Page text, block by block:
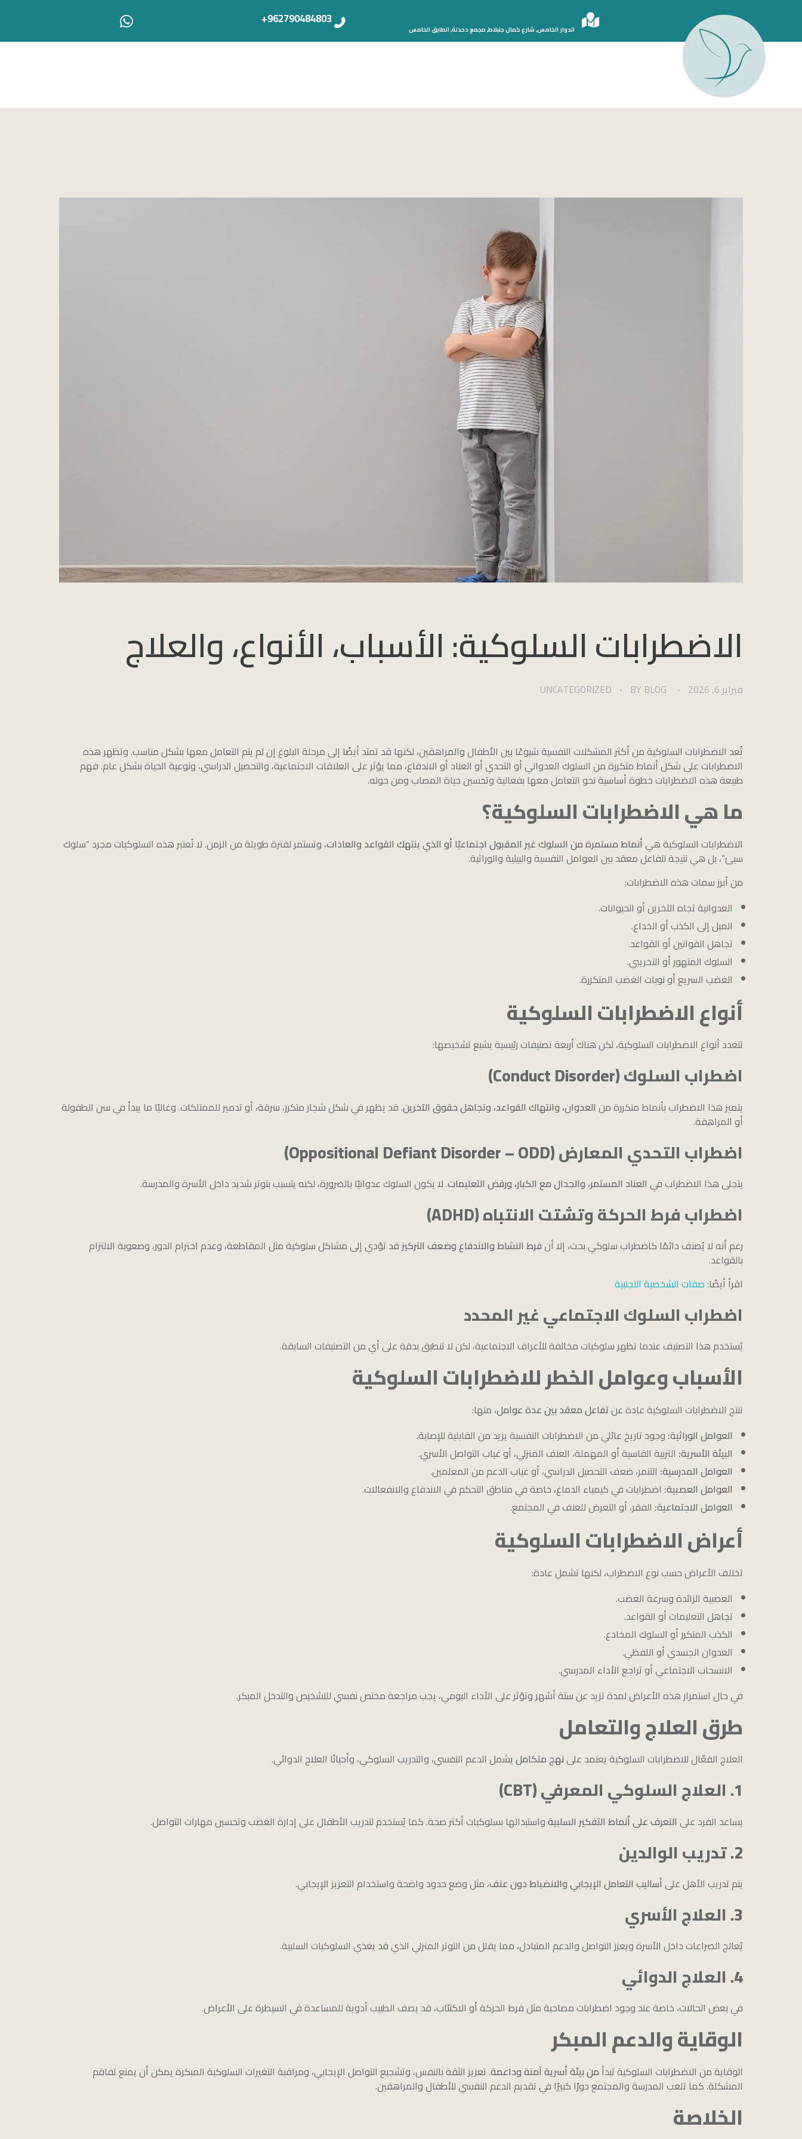
الدوار الخامس, شارع كمال جنبلاط, مجمع دحدلة, الطابق الخامس
962790484803+
الدكتور أحمد سامي دبور
الاضطرابات السلوكية: الأسباب، الأنواع، والعلاج
فبراير 6, 2026 BY BLOG
UNCATEGORIZED
تُعد الاضطرابات السلوكية من أكثر المشكلات النفسية شيوعًا بين الأطفال والمراهقين، لكنها قد تمتد أيضًا إلى مرحلة البلوغ إن لم يتم التعامل معها بشكل مناسب. وتظهر هذه
الاضطرابات على شكل أنماط متكررة من السلوك العدواني أو التحدي أو العناد أو الاندفاع، مما يؤثر على العلاقات الاجتماعية، والتحصيل الدراسي، ونوعية الحياة بشكل عام. فهم
طبيعة هذه الاضطرابات خطوة أساسية نحو التعامل معها بفعالية وتحسين حياة المصاب ومن حوله.
ما هي الاضطرابات السلوكية؟
الاضطرابات السلوكية هيأنماط مستمرة من السلوك غير المقبول اجتماعيًا أو الذي ينتهك القواعد والعادات، وتستمر لفترة طويلة من الزمن. لا تُعتبر هذه السلوكيات مجرد “سلوك
سيئ”، بل هي نتيجة لتفاعل معقد بين العوامل النفسية والبيئية والوراثية.
من أبرز سمات هذه الاضطرابات:
العدوانية تجاه الآخرين أو الحيوانات.
الميل إلى الكذب أو الخداع.
تجاهل القوانين أو القواعد.
السلوك المتهور أو التخريبي.
الغضب السريع أو نوبات الغضب المتكررة.
أنواع الاضطرابات السلوكية
تتعدد أنواع الاضطرابات السلوكية، لكن هناك أربعة تصنيفات رئيسية يشيع تشخيصها:
اضطراب السلوك (Conduct Disorder)
يتميز هذا الاضطراب بأنماط متكررة من العدوان، وانتهاك القواعد، وتجاهل حقوق الآخرين. قد يظهر في شكل شجار متكرر، سرقة، أو تدمير للممتلكات. وغالبًا ما يبدأ في سن الطفولة
أو المراهقة.
اضطراب التحدي المعارض (Oppositional Defiant Disorder – ODD)
يتجلى هذا الاضطراب في العناد المستمر، والجدال مع الكبار، ورفض التعليمات. لا يكون السلوك عدوانيًا بالضرورة، لكنه يتسبب بتوتر شديد داخل الأسرة والمدرسة.
اضطراب فرط الحركة وتشتت الانتباه (ADHD)
رغم أنه لا يُصنف دائمًا كاضطراب سلوكي بحت، إلا أنفرط النشاط والاندفاع وضعف التركيز قد تؤدي إلى مشاكل سلوكية مثل المقاطعة، وعدم احترام الدور، وصعوبة الالتزام
بالقواعد.
اقرأ أيضًا:صفات الشخصية التجنبية
اضطراب السلوك الاجتماعي غير المحدد
يُستخدم هذا التصنيف عندما تظهر سلوكيات مخالفة للأعراف الاجتماعية، لكن لا تنطبق بدقة على أي من التصنيفات السابقة.
الأسباب وعوامل الخطر للاضطرابات السلوكية
تنتج الاضطرابات السلوكية عادة عنتفاعل معقد بين عدة عوامل، منها:
العوامل الوراثية: وجود تاريخ عائلي من الاضطرابات النفسية يزيد من القابلية للإصابة.
البيئة الأسرية: التربية القاسية أو المهملة، العنف المنزلي، أو غياب التواصل الأسري.
العوامل المدرسية: التنمر، ضعف التحصيل الدراسي، أو غياب الدعم من المعلمين.
العوامل العصبية: اضطرابات في كيمياء الدماغ، خاصة في مناطق التحكم في الاندفاع والانفعالات.
العوامل الاجتماعية: الفقر، أو التعرض للعنف في المجتمع.
أعراض الاضطرابات السلوكية
تختلف الأعراض حسب نوع الاضطراب، لكنها تشمل عادة:
العصبية الزائدة وسرعة الغضب.
تجاهل التعليمات أو القواعد.
الكذب المتكرر أو السلوك المخادع.
العدوان الجسدي أو اللفظي.
الانسحاب الاجتماعي أو تراجع الأداء المدرسي.
في حال استمرار هذه الأعراض لمدة تزيد عن ستة أشهر وتؤثر على الأداء اليومي، يجب مراجعة مختص نفسي للتشخيص والتدخل المبكر.
طرق العلاج والتعامل
العلاج الفعّال للاضطرابات السلوكية يعتمد علىنهج متكامليشمل الدعم النفسي، والتدريب السلوكي، وأحيانًا العلاج الدوائي.
1. العلاج السلوكي المعرفي (CBT)
يساعد الفرد على التعرف على أنماط التفكير السلبيةواستبدالها بسلوكيات أكثر صحة. كما يُستخدم لتدريب الأطفال على إدارة الغضب وتحسين مهارات التواصل.
2. تدريب الوالدين
يتم تدريب الأهل علىأساليب التعامل الإيجابي والانضباط دون عنف، مثل وضع حدود واضحة واستخدام التعزيز الإيجابي.
3. العلاج الأسري
يُعالج الصراعات داخل الأسرة ويعزز التواصل والدعم المتبادل، مما يقلل من التوتر المنزلي الذي قد يغذي السلوكيات السلبية.
4. العلاج الدوائي
في بعض الحالات، خاصة عند وجود اضطرابات مصاحبة مثل فرط الحركة أو الاكتئاب، قد يصف الطبيب أدوية للمساعدة في السيطرة على الأعراض.
الوقاية والدعم المبكر
الوقاية من الاضطرابات السلوكية تبدأ من بيئة أسرية آمنة وداعمة. تعزيز الثقة بالنفس، وتشجيع التواصل الإيجابي، ومراقبة التغيرات السلوكية المبكرة يمكن أن يمنع تفاقم
المشكلة. كما تلعب المدرسة والمجتمع دورًا كبيرًا في تقديم الدعم النفسي للأطفال والمراهقين.
الخلاصة